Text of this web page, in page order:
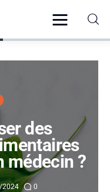
des
médecin ?
0